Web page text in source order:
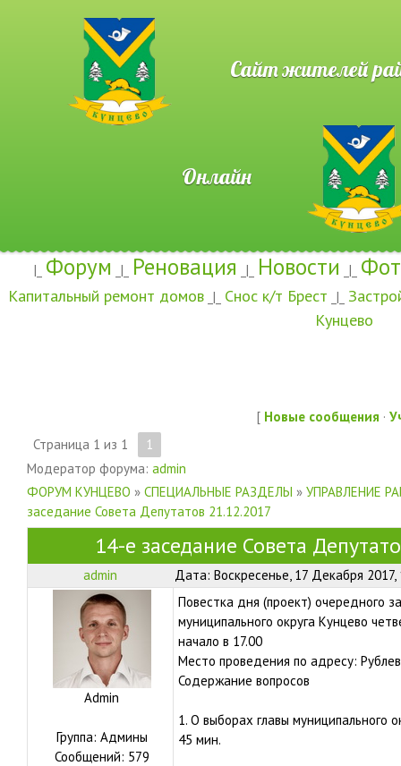
Сайт жителей
Онлайн
|_ Форум _|_ Реновация _|_ Новости _|_
Капитальный ремонт домов _|_ Снос к/т Брест _|_
Кунцево
[ Новые сообщения ·
Страница 1 из 1
1
Модератор форума: admin
ФОРУМ КУНЦЕВО » СПЕЦИАЛЬНЫЕ РАЗДЕЛЫ » УПРАВЛЕНИЕ
заседание Совета Депутатов 21.12.2017
14-е заседание Совета
admin Дата: Воскресенье, 17 Декабря
Admin
Группа: Админы
Сообщений: 579
Повестка дня (проект) очередного
муниципального округа Кунцево
начало в 17.00
Место проведения по адресу:
Содержание вопросов
1. О выборах главы муниципального
45 мин.